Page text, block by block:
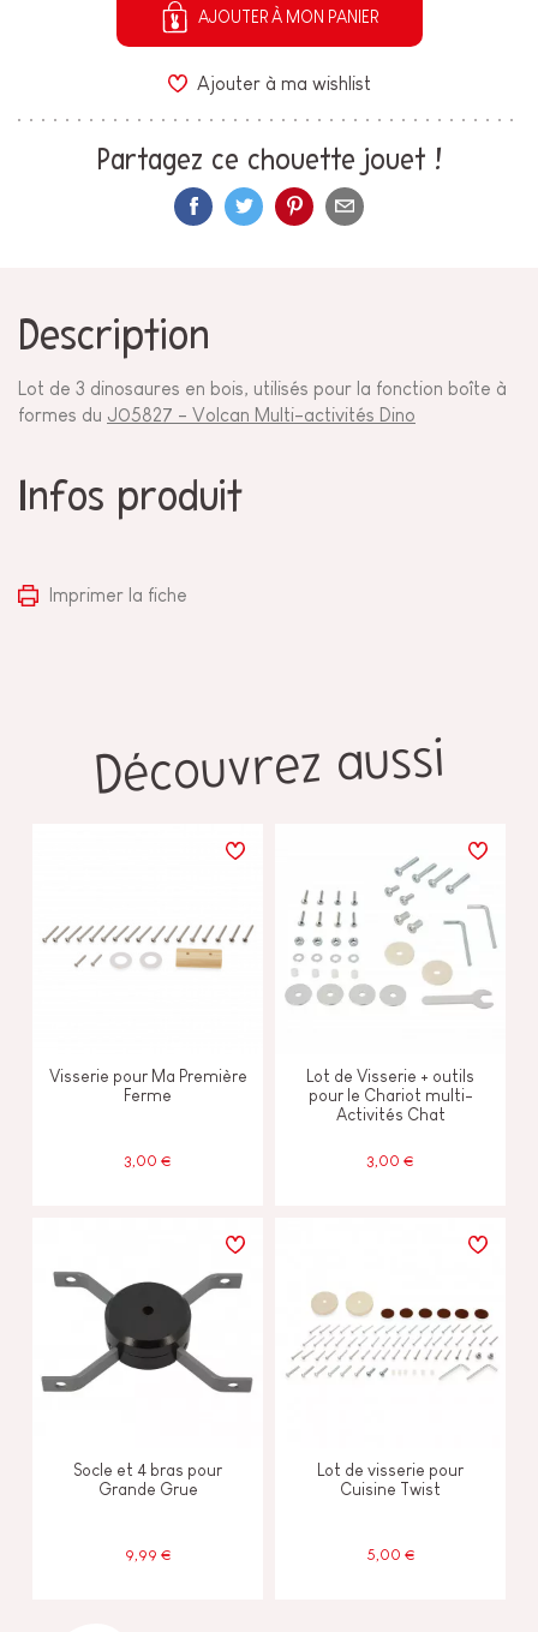
AJOUTER À MON PANIER
Ajouter à ma wishlist
Partagez ce chouette jouet !
Description
Lot de 3 dinosaures en bois, utilisés pour la fonction boîte à
formes du J05827 - Volcan Multi-activités Dino
Infos produit
Imprimer la fiche
Découvrez aussi
Visserie pour Ma Première
Ferme
3,00 €
Lot de Visserie + outils
pour le Chariot multi-
Activités Chat
3,00 €
Socle et 4 bras pour
Grande Grue
9,99 €
Lot de visserie pour
Cuisine Twist
5,00 €